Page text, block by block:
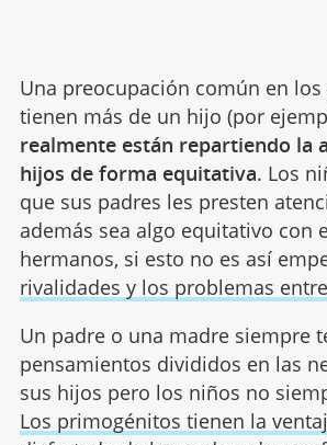
Una preocupación común en
tienen más de un hijo (por
realmente están repartiendo la
hijos de forma equitativa. Los
que sus padres les presten
además sea algo equitativo con
hermanos, si esto no es así
rivalidades y los problemas
Un padre o una madre siempre
pensamientos divididos en las
sus hijos pero los niños no
Los primogénitos tienen la